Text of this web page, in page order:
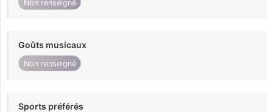
Non renseigné
Goûts musicaux
Non renseigné
Sports préférés